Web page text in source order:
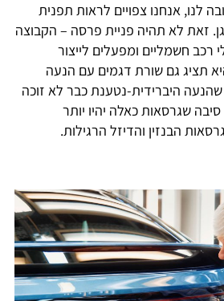
לנו, אנחנו צפויים לראות תפנית
זאת לא תהיה פניית פרסה – הקבוצה
רכב חשמליים ומפעלים לייצור
תציג גם שורת דגמים עם הנעה
היברידית-נטענת כבר לא זוכה
שגרסאות כאלה יהיו יותר
הבנזין והדיזל הרגילות.